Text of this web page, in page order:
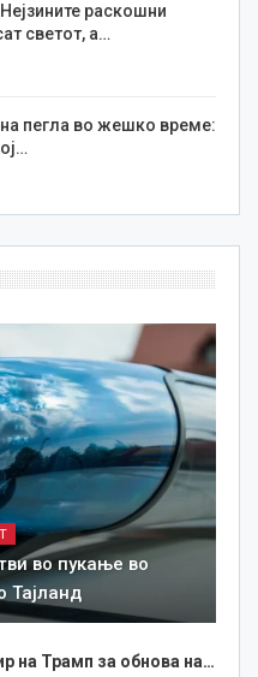
раскошни
светот, а…
пегла во жешко време:
во пукање во
Тајланд
на Трамп за обнова на…